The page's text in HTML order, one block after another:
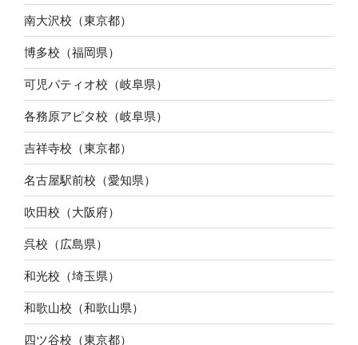
南大沢校（東京都）
博多校（福岡県）
可児パティオ校（岐阜県）
各務原アピタ校（岐阜県）
吉祥寺校（東京都）
名古屋駅前校（愛知県）
吹田校（大阪府）
呉校（広島県）
和光校（埼玉県）
和歌山校（和歌山県）
四ツ谷校（東京都）